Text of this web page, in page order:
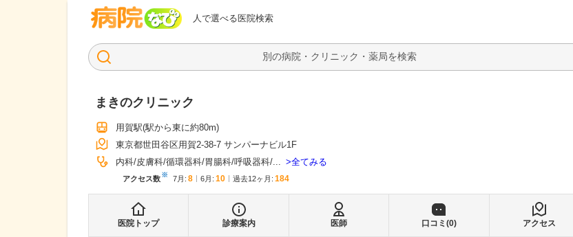
人で選べる医院検索
病院なび
検索
まきのクリニック
用賀駅(駅から東に約80m)
東京都世田谷区用賀2-38-7 サンパーナビル1F
内科 皮膚科 循環器科 胃腸科 呼吸器科 ... 全てみる
アクセス数※ 7月 : 8 6月 : 10 過去12ヶ月: 184
医院トップ 診療案内 医師 口コミ(0) アクセス